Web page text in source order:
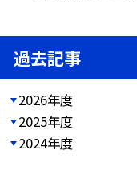
過去記事
2026年度
2025年度
2024年度